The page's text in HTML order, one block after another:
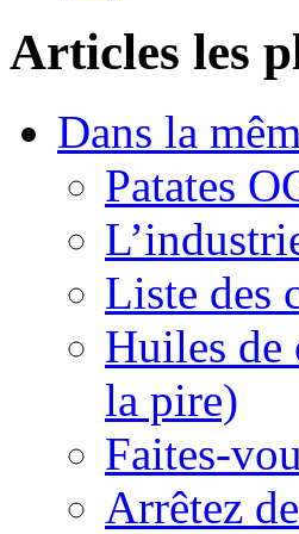
Articles les
Dans la
Patates
Liste des
Huiles de
la pire)
Faites-
Arrêtez